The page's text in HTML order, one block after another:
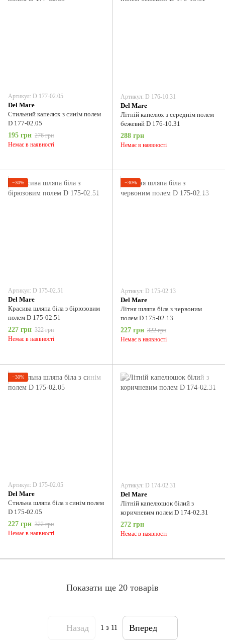
Артикул: D 177-02.05
Del Мare
Стильний капелюх з синім полем
D 177-02.05
195 грн 276 грн
Немає в наявності
Артикул: D 176-10.31
Del Мare
Літній капелюх з середнім полем
бежевий D 176-10.31
288 грн
Немає в наявності
−30%
Артикул: D 175-02.51
Del Мare
Красива шляпа біла з бірюзовим
полем D 175-02.51
227 грн 322 грн
Немає в наявності
−30%
Артикул: D 175-02.13
Del Мare
Літня шляпа біла з червоним
полем D 175-02.13
227 грн 322 грн
Немає в наявності
−30%
Артикул: D 175-02.05
Del Мare
Стильна шляпа біла з синім полем
D 175-02.05
227 грн 322 грн
Немає в наявності
Артикул: D 174-02.31
Del Мare
Літній капелюшок білий з
коричневим полем D 174-02.31
272 грн
Немає в наявності
Показати ще 20 товарів
Назад 1 з 11 Вперед